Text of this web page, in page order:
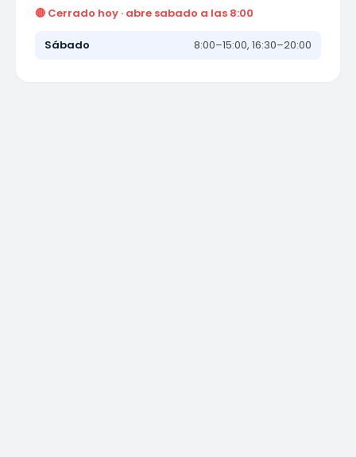
🔴 Cerrado hoy · abre sabado a las 8:00
Sábado 8:00–15:00, 16:30–20:00